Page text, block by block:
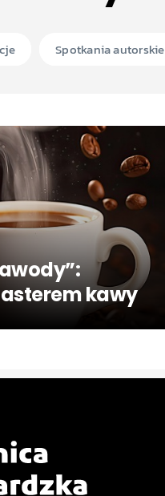
Spotkania autorskie
kawy